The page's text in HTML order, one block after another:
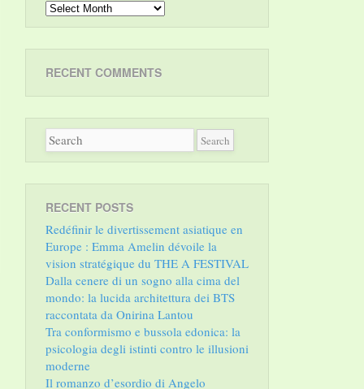
Archives
RECENT COMMENTS
RECENT POSTS
Redéfinir le divertissement asiatique en
Europe : Emma Amelin dévoile la
vision stratégique du THE A FESTIVAL
Dalla cenere di un sogno alla cima del
mondo: la lucida architettura dei BTS
raccontata da Onirina Lantou
Tra conformismo e bussola edonica: la
psicologia degli istinti contro le illusioni
moderne
Il romanzo d’esordio di Angelo